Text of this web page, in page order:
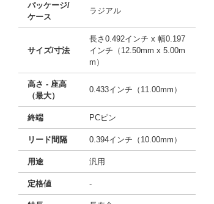
パッケージ/
ケース
ラジアル
サイズ/寸法
長さ0.492インチ x 幅0.197
インチ（12.50mm x 5.00m
m）
高さ - 座高
（最大）
0.433インチ（11.00mm）
終端 PCピン
リード間隔 0.394インチ（10.00mm）
用途 汎用
定格値 -